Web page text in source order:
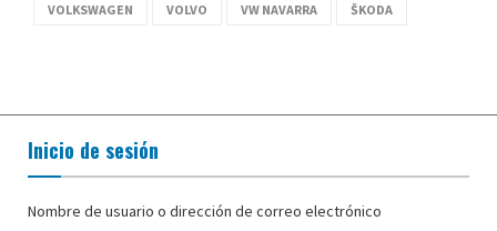
VOLKSWAGEN VOLVO VW NAVARRA ŠKODA
Inicio de sesión
Nombre de usuario o dirección de correo electrónico